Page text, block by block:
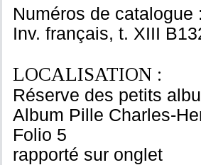
Numéros de catalogue
Inv. français, t. XIII
LOCALISATION :
Réserve des petits
Album Pille Charles-
Folio 5
rapporté sur onglet